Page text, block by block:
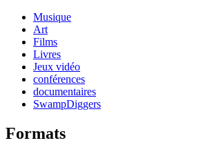
Musique
Art
Films
Livres
Jeux vidéo
conférences
documentaires
SwampDiggers
Formats